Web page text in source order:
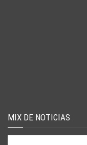
MIX DE NOTICIAS